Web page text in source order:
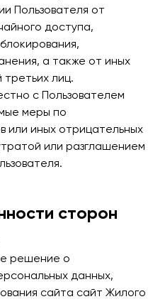
Пользователя от
доступа,
а также от иных
лиц.
с Пользователем
меры по
или иных отрицательных
или разглашением
сторон
решение о
данных,
сайта сайт Жилого